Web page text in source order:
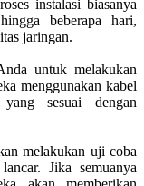
instalasi biasanya
beberapa hari,
jaringan.
untuk melakukan
menggunakan kabel
sesuai dengan
melakukan uji coba
Jika semuanya